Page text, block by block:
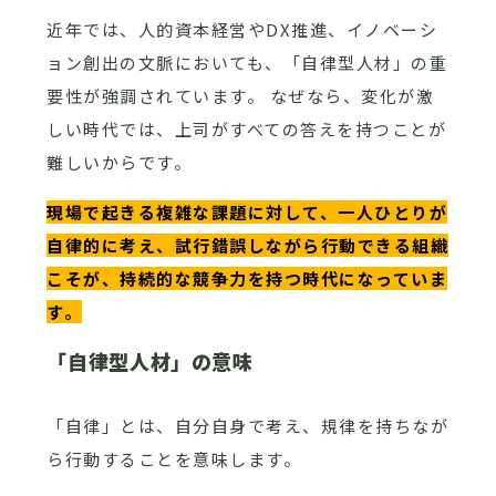
近年では、人的資本経営やDX推進、イノベーシ
ョン創出の文脈においても、「自律型人材」の重
要性が強調されています。 なぜなら、変化が激
しい時代では、上司がすべての答えを持つことが
難しいからです。
現場で起きる複雑な課題に対して、一人ひとりが
自律的に考え、試行錯誤しながら行動できる組織
こそが、持続的な競争力を持つ時代になっていま
す。
「自律型人材」の意味
「自律」とは、自分自身で考え、規律を持ちなが
ら行動することを意味します。